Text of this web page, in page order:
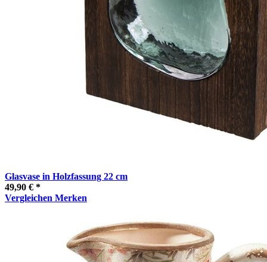
Glasvase in Holzfassung 22 cm
49,90 € *
Vergleichen Merken